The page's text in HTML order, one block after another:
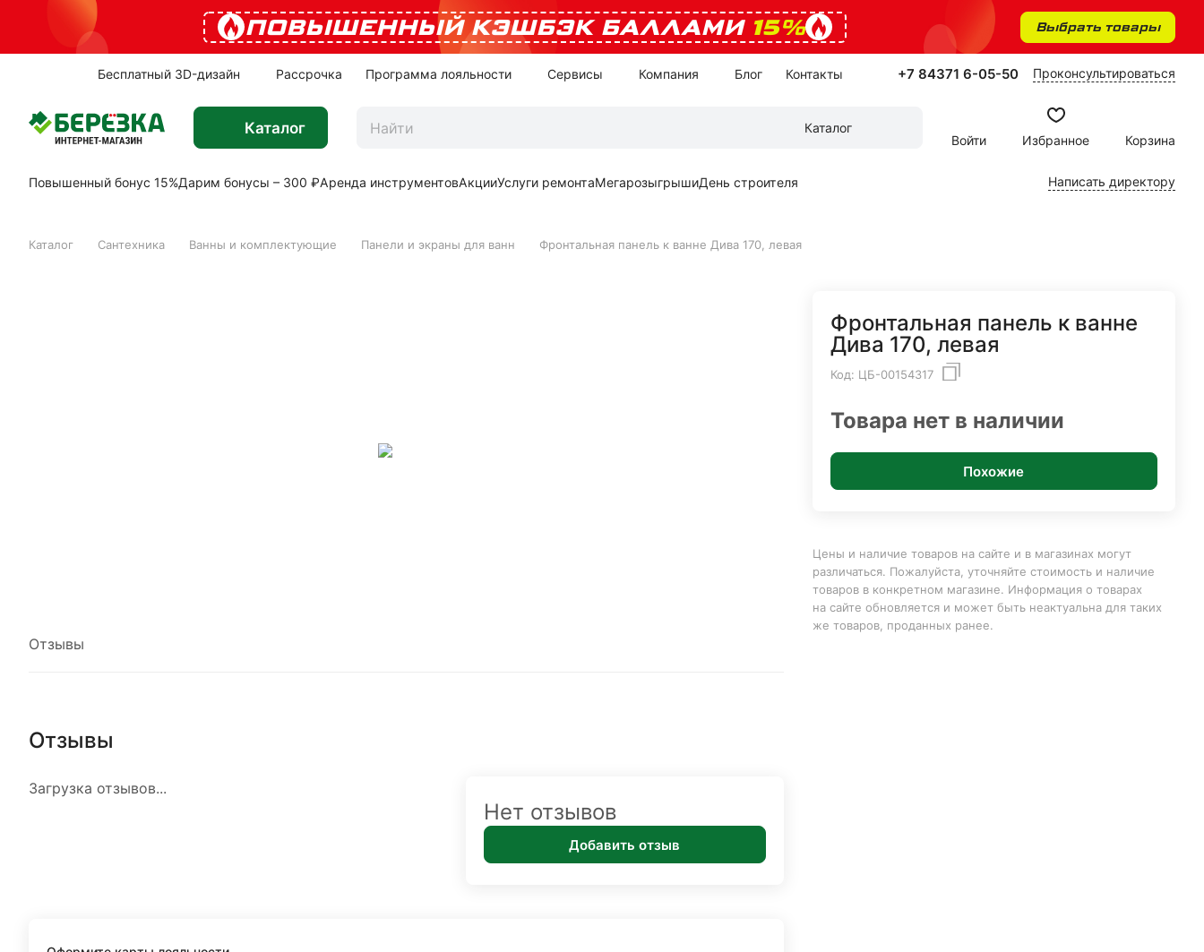
ПОВЫШЕННЫЙ КЭШБЭК БАЛЛАМИ 15% Выбрать товары
Бесплатный 3D-дизайн Рассрочка Программа лояльности Сервисы Компания Блог Контакты +7 84371 6-05-50 Проконсультироваться
Каталог
Каталог
Войти
Избранное Корзина
Повышенный бонус 15%Дарим бонусы – 300 ₽Аренда инструментовАкцииУслуги ремонтаМегарозыгрышиДень строителя Написать директору
Каталог Сантехника Ванны и комплектующие Панели и экраны для ванн Фронтальная панель к ванне Дива 170, левая
Отзывы
Отзывы
Загрузка отзывов...
Нет отзывов
Добавить отзыв
Фронтальная панель к ванне
Дива 170, левая
Код: ЦБ-00154317
Товара нет в наличии
Похожие
Цены и наличие товаров на сайте и в магазинах могут
различаться. Пожалуйста, уточняйте стоимость и наличие
товаров в конкретном магазине. Информация о товарах
на сайте обновляется и может быть неактуальна для таких
же товаров, проданных ранее.